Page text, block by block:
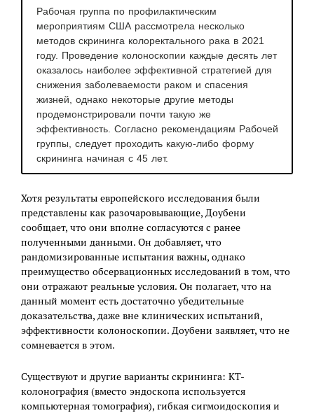
Рабочая группа по профилактическим
мероприятиям США рассмотрела несколько
методов скрининга колоректального рака в 2021
году. Проведение колоноскопии каждые десять лет
оказалось наиболее эффективной стратегией для
снижения заболеваемости раком и спасения
жизней, однако некоторые другие методы
продемонстрировали почти такую же
эффективность. Согласно рекомендациям Рабочей
группы, следует проходить какую-либо форму
скрининга начиная с 45 лет.
Хотя результаты европейского исследования были
представлены как разочаровывающие, Доубени
сообщает, что они вполне согласуются с ранее
полученными данными. Он добавляет, что
рандомизированные испытания важны, однако
преимущество обсервационных исследований в том, что
они отражают реальные условия. Он полагает, что на
данный момент есть достаточно убедительные
доказательства, даже вне клинических испытаний,
эффективности колоноскопии. Доубени заявляет, что не
сомневается в этом.
Существуют и другие варианты скрининга: КТ-
колонография (вместо эндоскопа используется
компьютерная томография), гибкая сигмоидоскопия и